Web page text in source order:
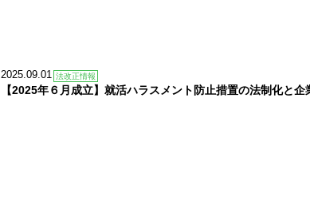
2025.09.01 法改正情報
【2025年６月成立】就活ハラスメント防止措置の法制化と企